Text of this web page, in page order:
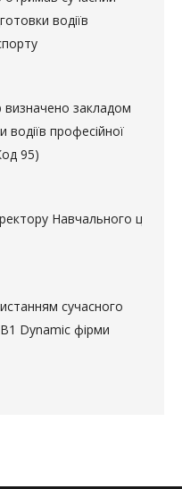
водіїв
закладом
водіїв професійної
95)
Навчального центру
сучасного
Dynamic фірми